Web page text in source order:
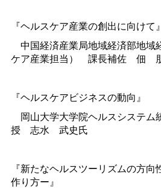
『ヘルスケア産業の創出に向けて』
中国経済産業局地域経済部地域
ケア産業担当） 課長補佐佃
『ヘルスケアビジネスの動向 』
岡山大学大学院ヘルスシステム
授 志水 武史氏
『新たなヘルスツーリズムの方向
作り方ー 』